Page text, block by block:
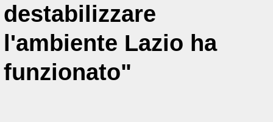
destabilizzare
l'ambiente Lazio ha
funzionato"